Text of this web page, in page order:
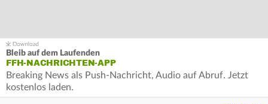
Bleib auf dem Laufenden
FFH-NACHRICHTEN-APP
Breaking News als Push-Nachricht, Audio auf Abruf. Jetzt
kostenlos laden.